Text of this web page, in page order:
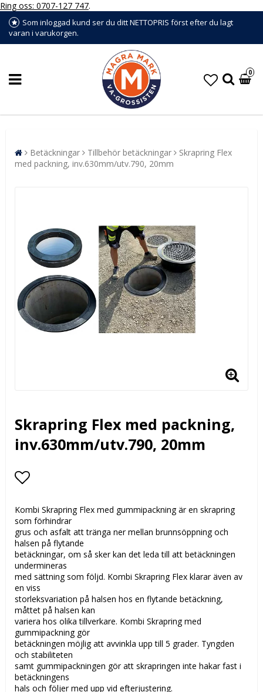
Ring oss: 0707-127 747.
Som inloggad kund ser du ditt NETTOPRIS först efter du lagt
varan i varukorgen.
0
Betäckningar Tillbehör betäckningar
Skrapring Flex
med packning, inv.630mm/utv.790, 20mm
Skrapring Flex med packning,
inv.630mm/utv.790, 20mm
Kombi Skrapring Flex med gummipackning är en skrapring
som förhindrar
grus och asfalt att tränga ner mellan brunnsöppning och
halsen på flytande
betäckningar, om så sker kan det leda till att betäckningen
undermineras
med sättning som följd. Kombi Skrapring Flex klarar även av
en viss
storleksvariation på halsen hos en flytande betäckning,
måttet på halsen kan
variera hos olika tillverkare. Kombi Skrapring med
gummipackning gör
betäckningen möjlig att avvinkla upp till 5 grader. Tyngden
och stabiliteten
samt gummipackningen gör att skrapringen inte hakar fast i
betäckningens
hals och följer med upp vid efterjustering.